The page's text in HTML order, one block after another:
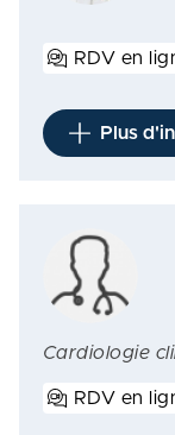
RDV en
Plus
Cardiologie
RDV en